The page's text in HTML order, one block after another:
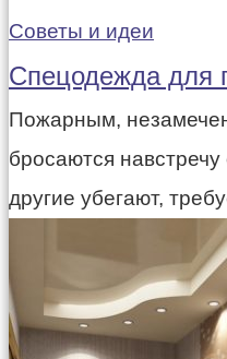
Советы и идеи
Спецодежда для
Пожарным,
бросаются
другие убегают,